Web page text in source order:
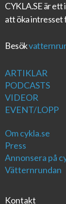
CYKLA.SEär ett
att öka intresset
Besök
ARTIKLAR
PODCASTS
VIDEOR
EVENT/LOPP
Om cykla.se
Press
Annonsera på
Vätternrundan
Kontakt